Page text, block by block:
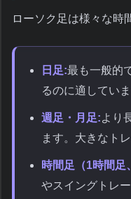
ローソク足は様々な時
日足:最も一般的
るのに適していま
週足・月足:より
ます。大きなト
時間足（1時間足
やスイングトレ